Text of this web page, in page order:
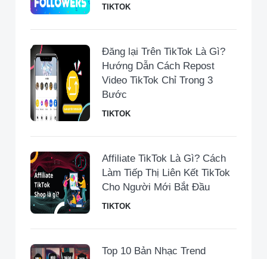
TIKTOK
Đăng lại Trên TikTok Là Gì?
Hướng Dẫn Cách Repost
Video TikTok Chỉ Trong 3
Bước
TIKTOK
Affiliate TikTok Là Gì? Cách
Làm Tiếp Thị Liên Kết TikTok
Cho Người Mới Bắt Đầu
TIKTOK
Top 10 Bản Nhạc Trend